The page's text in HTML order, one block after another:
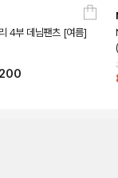
4부 데님팬츠 [여름]